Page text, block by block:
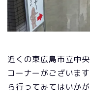
近くの東広島市立中
コーナーがございま
ら行ってみてはいか